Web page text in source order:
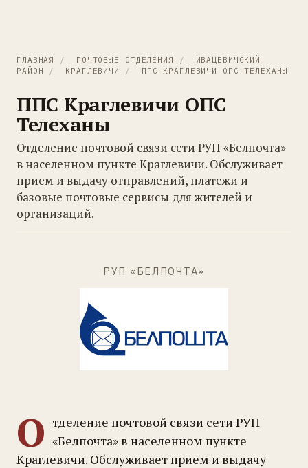
ГЛАВНАЯ / ПОЧТОВЫЕ ОТДЕЛЕНИЯ /
ИВАЦЕВИЧСКИЙ
РАЙОН
/ КРАГЛЕВИЧИ / ППС КРАГЛЕВИЧИ ОПС ТЕЛЕХАНЫ
ППС Краглевичи ОПС
Телеханы
Отделение почтовой связи сети РУП «Белпочта»
в населенном пункте Краглевичи. Обслуживает
прием и выдачу отправлений, платежи и
базовые почтовые сервисы для жителей и
организаций.
РУП «БЕЛПОЧТА»
О тделение почтовой связи сети РУП
«Белпочта» в населенном пункте
Краглевичи. Обслуживает прием и выдачу